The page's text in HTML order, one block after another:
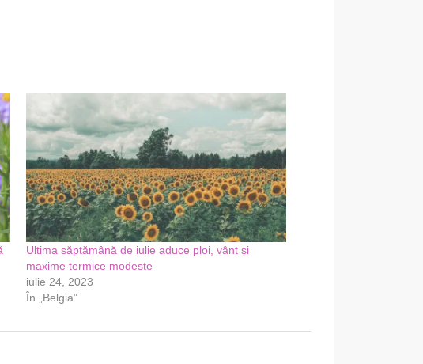
Ultima săptămână de iulie aduce ploi, vânt și
maxime termice modeste
iulie 24, 2023
În „Belgia”